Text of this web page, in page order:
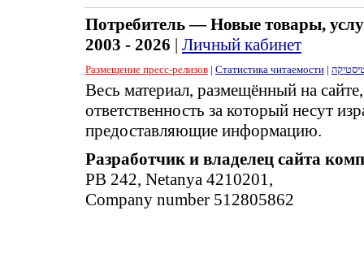
Потребитель — Новые товары,
2003 - 2026 | Личный кабинет
Размещение пресс-релизов | Статистика читаемости |
Весь материал, размещённый на
ответственность за который несут
предоставляющие информацию.
Разработчик и владелец сайта
PB 242, Netanya 4210201,
Company number 512805862